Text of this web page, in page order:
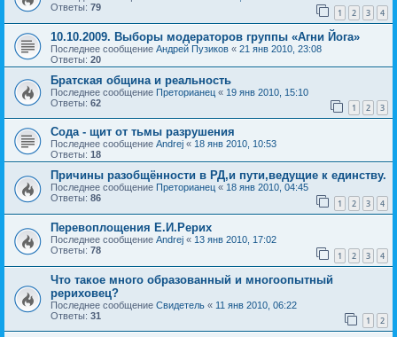
Ответы: 79 1 2 3 4
10.10.2009. Выборы модераторов группы «Агни Йога»
Последнее сообщение Андрей Пузиков « 21 янв 2010, 23:08
Ответы: 20
Братская община и реальность
Последнее сообщение Преторианец « 19 янв 2010, 15:10
Ответы: 62 1 2 3
Сода - щит от тьмы разрушения
Последнее сообщение Andrej « 18 янв 2010, 10:53
Ответы: 18
Причины разобщённости в РД,и пути,ведущие к единству.
Последнее сообщение Преторианец « 18 янв 2010, 04:45
Ответы: 86 1 2 3 4
Перевоплощения Е.И.Рерих
Последнее сообщение Andrej « 13 янв 2010, 17:02
Ответы: 78 1 2 3 4
Что такое много образованный и многоопытный
рериховец?
Последнее сообщение Свидетель « 11 янв 2010, 06:22
Ответы: 31 1 2